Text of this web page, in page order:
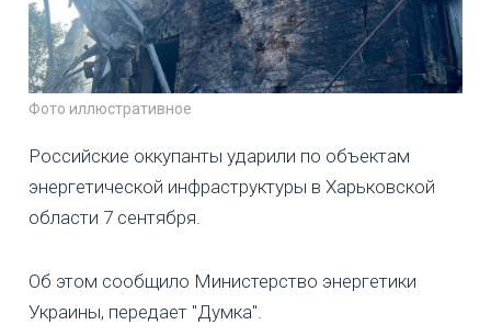
Фото иллюстративное
Российские оккупанты ударили по объектам
энергетической инфраструктуры в Харьковской
области 7 сентября.
Об этом сообщило Министерство энергетики
Украины, передает "Думка".